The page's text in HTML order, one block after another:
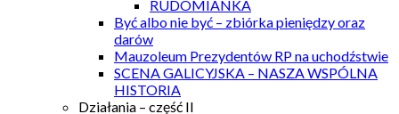
RUDOMIANKA
Być albo nie być – zbiórka pieniędzy oraz
darów
Mauzoleum Prezydentów RP na uchodźstwie
SCENA GALICYJSKA – NASZA WSPÓLNA
HISTORIA
Działania – część II